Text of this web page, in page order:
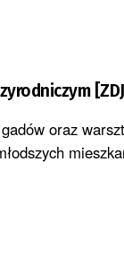
oraz